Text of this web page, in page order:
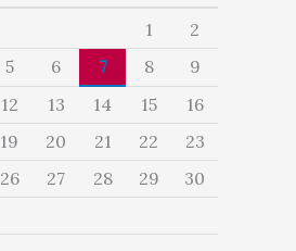
1
2
5 6 7 8
9
12 13 14 15
16
19 20 21 22
23
26 27 28 29
30